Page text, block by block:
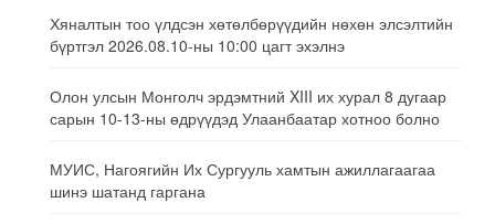
Хяналтын тоо үлдсэн хөтөлбөрүүдийн нөхөн элсэлтийн
бүртгэл 2026.08.10-ны 10:00 цагт эхэлнэ
Олон улсын Монголч эрдэмтний XIII их хурал 8 дугаар
сарын 10-13-ны өдрүүдэд Улаанбаатар хотноо болно
МУИС, Нагоягийн Их Сургууль хамтын ажиллагаагаа
шинэ шатанд гаргана